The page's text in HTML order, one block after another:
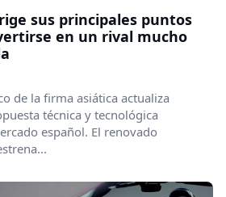
sus principales puntos
en un rival mucho
de la firma asiática actualiza
técnica y tecnológica
español. El renovado